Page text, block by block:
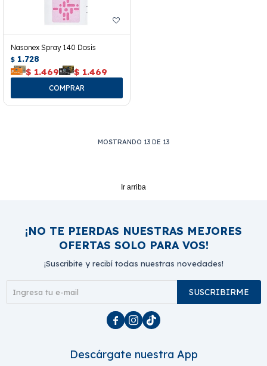
Nasonex Spray 140 Dosis
$ 1.728
$ 1.469 $ 1.469
MOSTRANDO 13 DE 13
Ir arriba
¡NO TE PIERDAS NUESTRAS MEJORES
OFERTAS SOLO PARA VOS!
¡Suscribite y recibí todas nuestras novedades!
SUSCRIBIRME
  
Descárgate nuestra App